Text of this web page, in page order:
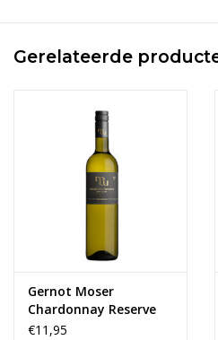
Heerlijk bij gegrilde groenten,
Gerelateerde
Gernot Moser
Chardonnay Reserve
2021
€11,95